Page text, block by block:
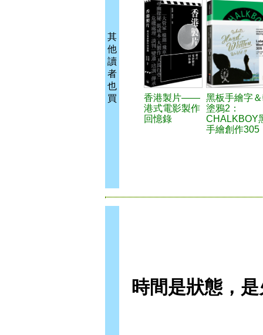
其
他
讀
者
也
買
香港製片——
港式電影製作
回憶錄
黑板手繪字
塗鴉2：
CHALKBOY
手繪創作305
時間是狀態，